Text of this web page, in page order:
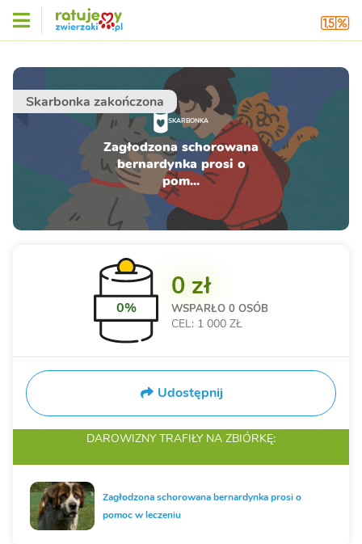
Skarbonka zakończona
SKARBONKA
Zagłodzona schorowana
bernardynka prosi o
pom...
0%
0 zł
WSPARŁO 0 OSÓB
CEL: 1 000 ZŁ
Udostępnij
DAROWIZNY TRAFIŁY NA ZBIÓRKĘ:
Zagłodzona schorowana bernardynka prosi o
pomoc w leczeniu